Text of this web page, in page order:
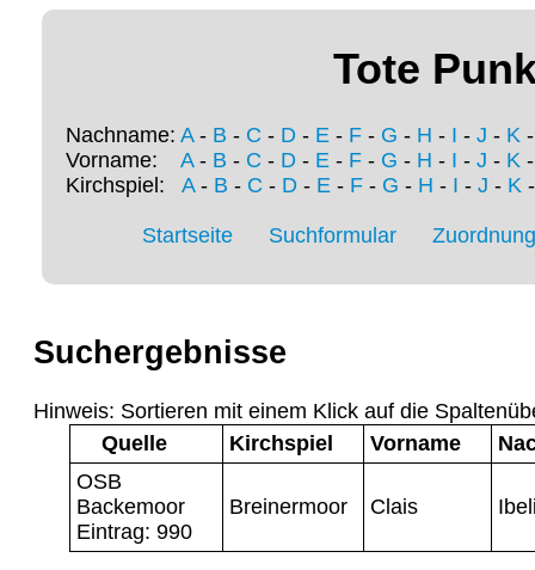
Tote
Nachname: A- B - C - D - E - F - G - H - I - J - K
Vorname: A- B - C - D - E - F - G - H - I - J - K
Kirchspiel: A- B - C - D- E- F- G - H - I - J - K
Startseite Suchformular
Suchergebnisse
Hinweis: Sortieren mit einem Klick auf die
Quelle
Kirchspiel Vorname
OSB
Backemoor
Eintrag: 990
Breinermoor Clais